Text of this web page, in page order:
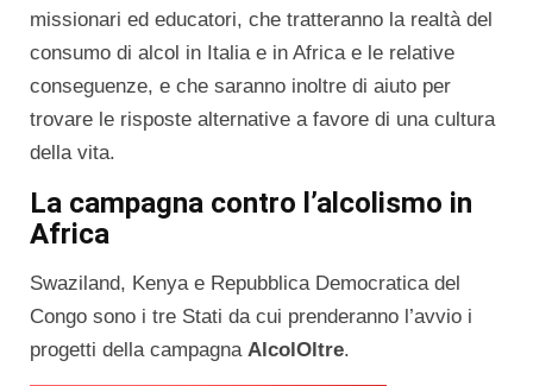
missionari ed educatori, che tratteranno la realtà del
consumo di alcol in Italia e in Africa e le relative
conseguenze, e che saranno inoltre di aiuto per
trovare le risposte alternative a favore di una cultura
della vita.
La campagna contro l’alcolismo in
Africa
Swaziland, Kenya e Repubblica Democratica del
Congo sono i tre Stati da cui prenderanno l’avvio i
progetti della campagna AlcolOltre.